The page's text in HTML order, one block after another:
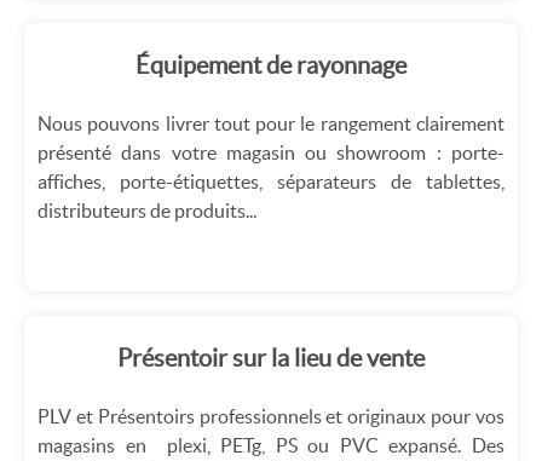
Équipement de rayonnage
Nous pouvons livrer tout pour le rangement clairement
présenté dans votre magasin ou showroom : porte-
affiches, porte-étiquettes, séparateurs de tablettes,
distributeurs de produits...
Présentoir sur la lieu de vente
PLV et Présentoirs professionnels et originaux pour vos
magasins en plexi, PETg, PS ou PVC expansé. Des